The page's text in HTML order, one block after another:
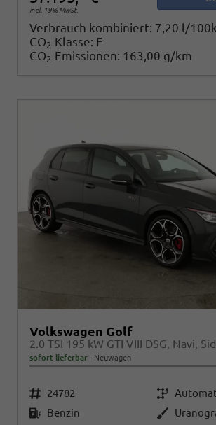
incl. 19% MwSt.
Verbrauch kombiniert: 7,20 l/
CO2-Klasse: F
CO2-Emissionen: 163,00 g/km
Volkswagen Golf
sofort lieferbar Neuwagen
Fahrzeugnr. 24782 Getriebe
Kraftstoff Benzin Außenfarbe